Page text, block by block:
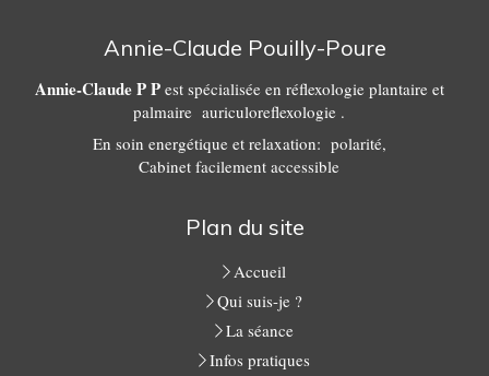
Annie-Claude Pouilly-Poure
Annie-Claude P Pest spécialisée en réflexologie plantaire et
palmaire auriculoreflexologie .
En soin energétique et relaxation: polarité,
Cabinet facilement accessible
Plan du site
Accueil
Qui suis-je ?
La séance
Infos pratiques